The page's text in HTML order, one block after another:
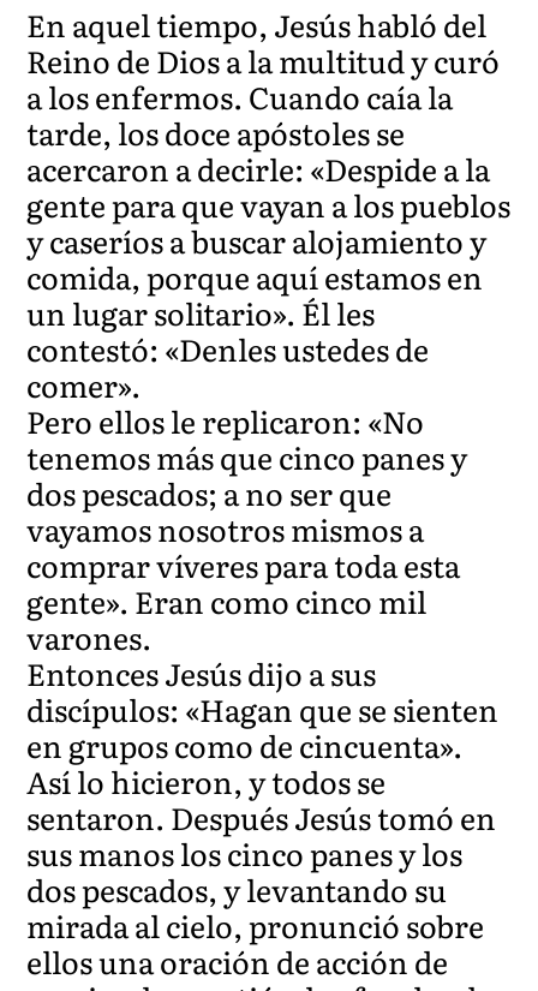
En aquel tiempo, Jesús habló del
Reino de Dios a la multitud y curó
a los enfermos. Cuando caía la
tarde, los doce apóstoles se
acercaron a decirle: «Despide a la
gente para que vayan a los pueblos
y caseríos a buscar alojamiento y
comida, porque aquí estamos en
un lugar solitario». Él les
contestó: «Denles ustedes de
comer».
Pero ellos le replicaron: «No
tenemos más que cinco panes y
dos pescados; a no ser que
vayamos nosotros mismos a
comprar víveres para toda esta
gente». Eran como cinco mil
varones.
Entonces Jesús dijo a sus
discípulos: «Hagan que se sienten
en grupos como de cincuenta».
Así lo hicieron, y todos se
sentaron. Después Jesús tomó en
sus manos los cinco panes y los
dos pescados, y levantando su
mirada al cielo, pronunció sobre
ellos una oración de acción de